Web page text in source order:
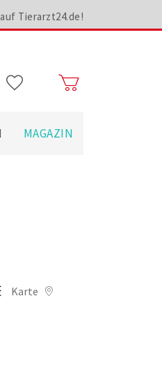
Tierarzt24.de!
MAGAZIN
Karte